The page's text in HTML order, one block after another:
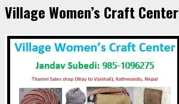
Village Women’s Craft Center